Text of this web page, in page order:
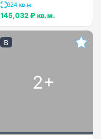
624 кв.м.
145,032 ₽ кв.м.
B
2+